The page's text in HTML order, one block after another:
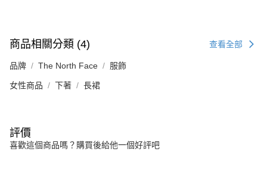
商品相關分類 (4) 查看全部
品牌 The North Face 服飾
女性商品 下著 長裙
評價
喜歡這個商品嗎？購買後給他一個好評吧